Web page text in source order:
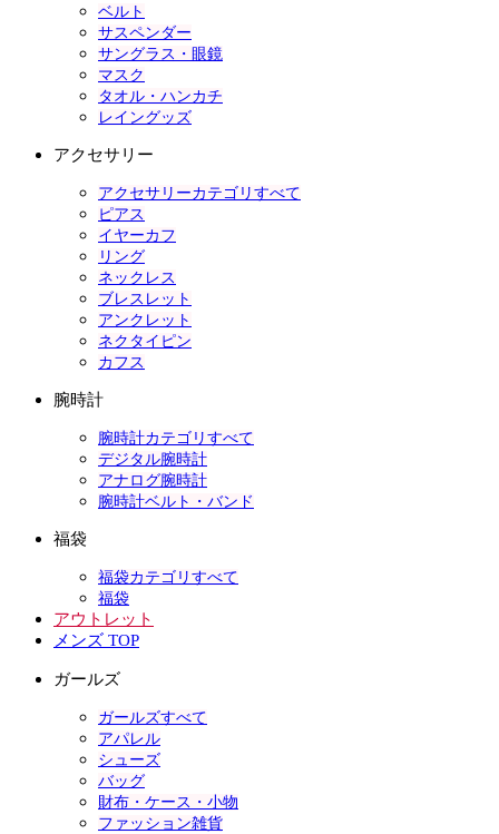
ベルト
サスペンダー
サングラス・眼鏡
マスク
タオル・ハンカチ
レイングッズ
アクセサリー
アクセサリーカテゴリすべて
ピアス
イヤーカフ
リング
ネックレス
ブレスレット
アンクレット
ネクタイピン
カフス
腕時計
腕時計カテゴリすべて
デジタル腕時計
アナログ腕時計
腕時計ベルト・バンド
福袋
福袋カテゴリすべて
福袋
アウトレット
メンズ TOP
ガールズ
ガールズすべて
アパレル
シューズ
バッグ
財布・ケース・小物
ファッション雑貨